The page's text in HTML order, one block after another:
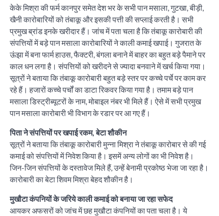
केके मिश्रा की फर्म कानपुर समेत देश भर के सभी पान मसाला, गुटखा, बीड़ी,
खैनी कारोबारियों को तंबाकू और इसकी पत्ती की सप्लाई करती है। सभी
प्रमुख ब्रांड इनके खरीदार हैं। जांच में पता चला है कि तंबाकू कारोबारी की
संपत्तियों में बड़े पान मसाला कारोबारियों ने काली कमाई खपाई। गुजरात के
ऊंझा में बना फार्म हाउस, फैक्टरी, बंगला बनाने में बाहर का बहुत बड़े पैमाने पर
काल धन लगा है। संपत्तियों को खरीदने से ज्यादा बनवाने में खर्च किया गया।
सूत्रों ने बताया कि तंबाकू कारोबारी बहुत बड़े स्तर पर कच्चे पर्चे पर काम कर
रहे हैं। हजारों कच्चे पर्चों का डाटा रिकवर किया गया है। तमाम बड़े पान
मसाला डिस्ट्रीब्यूटरों के नाम, मोबाइल नंबर भी मिले हैं। ऐसे में सभी प्रमुख
पान मसाला कारोबारी भी विभाग के रडार पर आ गए हैं।
पिता ने संपत्तियों पर खपाई रकम, बेटा शौकीन
सूत्रों ने बताया कि तंबाकू कारोबारी मुन्ना मिश्रा ने तंबाकू कारोबार से की गई
कमाई को संपत्तियों में निवेश किया है। इसमें अन्य लोगों का भी निवेश है।
जिन-जिन संपत्तियों के दस्तावेज मिले हैं, उन्हें बेनामी प्रकोष्ठ भेजा जा रहा है।
कारोबारी का बेटा शिवम मिश्रा बेहद शौकीन है।
मुखौटा कंपनियों के जरिये काली कमाई को बनाया जा रहा सफेद
आयकर अफसरों को जांच में छह मुखौटा कंपनियों का पता चला है। ये